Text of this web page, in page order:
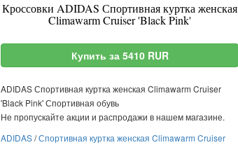
Кроссовки ADIDAS Спортивная куртка женская
Climawarm Cruiser 'Black Pink'
Купить за 5410 RUR
ADIDAS Спортивная куртка женская Climawarm Cruiser
'Black Pink' Спортивная обувь
Не пропускайте акции и распродажи в нашем магазине.
ADIDAS/Спортивная куртка женская Climawarm Cruiser